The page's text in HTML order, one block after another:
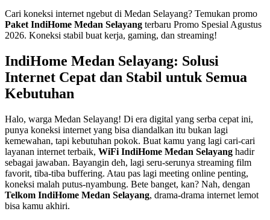
Cari koneksi internet ngebut di Medan Selayang? Temukan promo
Paket IndiHome Medan Selayang terbaru Promo Spesial Agustus
2026. Koneksi stabil buat kerja, gaming, dan streaming!
IndiHome Medan Selayang: Solusi
Internet Cepat dan Stabil untuk Semua
Kebutuhan
Halo, warga Medan Selayang! Di era digital yang serba cepat ini,
punya koneksi internet yang bisa diandalkan itu bukan lagi
kemewahan, tapi kebutuhan pokok. Buat kamu yang lagi cari-cari
layanan internet terbaik, WiFi IndiHome Medan Selayang hadir
sebagai jawaban. Bayangin deh, lagi seru-serunya streaming film
favorit, tiba-tiba buffering. Atau pas lagi meeting online penting,
koneksi malah putus-nyambung. Bete banget, kan? Nah, dengan
Telkom IndiHome Medan Selayang, drama-drama internet lemot
bisa kamu akhiri.